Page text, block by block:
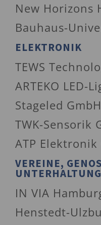
New Horizons
Bauhaus-
ELEKTRONIK
TEWS
ARTEKO LED-
Stageled
TWK-Sensorik
ATP
VEREINE,
UNTERHALTUNG
IN VIA
Henstedt-